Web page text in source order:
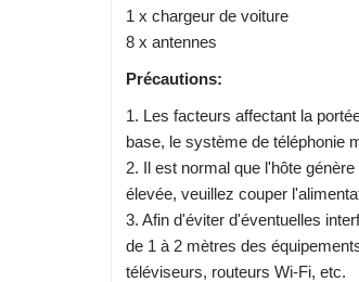
1 x chargeur de voiture
8 x antennes
Précautions:
1. Les facteurs affectant la
base, le système de téléphonie
2. Il est normal que l'hôte
élevée, veuillez couper
3. Afin d'éviter d'éventuelles
de 1 à 2 mètres des
téléviseurs, routeurs Wi-Fi, etc.